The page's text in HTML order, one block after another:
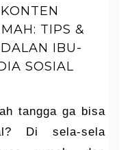
TIPS &
IBU-
SOSIAL
tangga ga bisa
Di sela-sela